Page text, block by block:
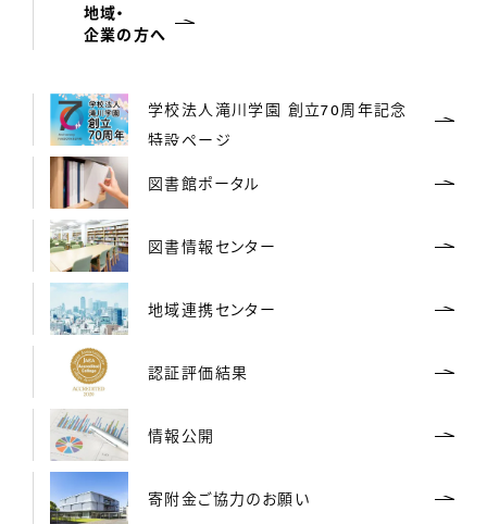
地域・
企業の方へ
学校法人滝川学園 創立70周年記念
特設ページ
図書館ポータル
図書情報センター
地域連携センター
認証評価結果
情報公開
寄附金ご協力のお願い